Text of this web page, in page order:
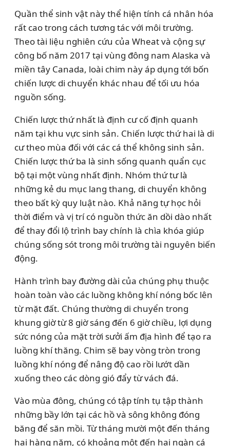
Quần thể sinh vật này thể hiện tính cá nhân hóa
rất cao trong cách tương tác với môi trường.
Theo tài liệu nghiên cứu của Wheat và cộng sự
công bố năm 2017 tại vùng đông nam Alaska và
miền tây Canada, loài chim này áp dụng tới bốn
chiến lược di chuyển khác nhau để tối ưu hóa
nguồn sống.
Chiến lược thứ nhất là định cư cố định quanh
năm tại khu vực sinh sản. Chiến lược thứ hai là di
cư theo mùa đối với các cá thể không sinh sản.
Chiến lược thứ ba là sinh sống quanh quẩn cục
bộ tại một vùng nhất định. Nhóm thứ tư là
những kẻ du mục lang thang, di chuyển không
theo bất kỳ quy luật nào. Khả năng tự học hỏi
thời điểm và vị trí có nguồn thức ăn dồi dào nhất
để thay đổi lộ trình bay chính là chìa khóa giúp
chúng sống sót trong môi trường tài nguyên biến
động.
Hành trình bay đường dài của chúng phụ thuộc
hoàn toàn vào các luồng không khí nóng bốc lên
từ mặt đất. Chúng thường di chuyển trong
khung giờ từ 8 giờ sáng đến 6 giờ chiều, lợi dụng
sức nóng của mặt trời sưởi ấm địa hình để tạo ra
luồng khí thăng. Chim sẽ bay vòng tròn trong
luồng khí nóng để nâng độ cao rồi lướt dần
xuống theo các dòng gió đẩy từ vách đá.
Vào mùa đông, chúng có tập tính tụ tập thành
những bầy lớn tại các hồ và sông không đóng
băng để săn mồi. Từ tháng mười một đến tháng
hai hàng năm, có khoảng một đến hai ngàn cá